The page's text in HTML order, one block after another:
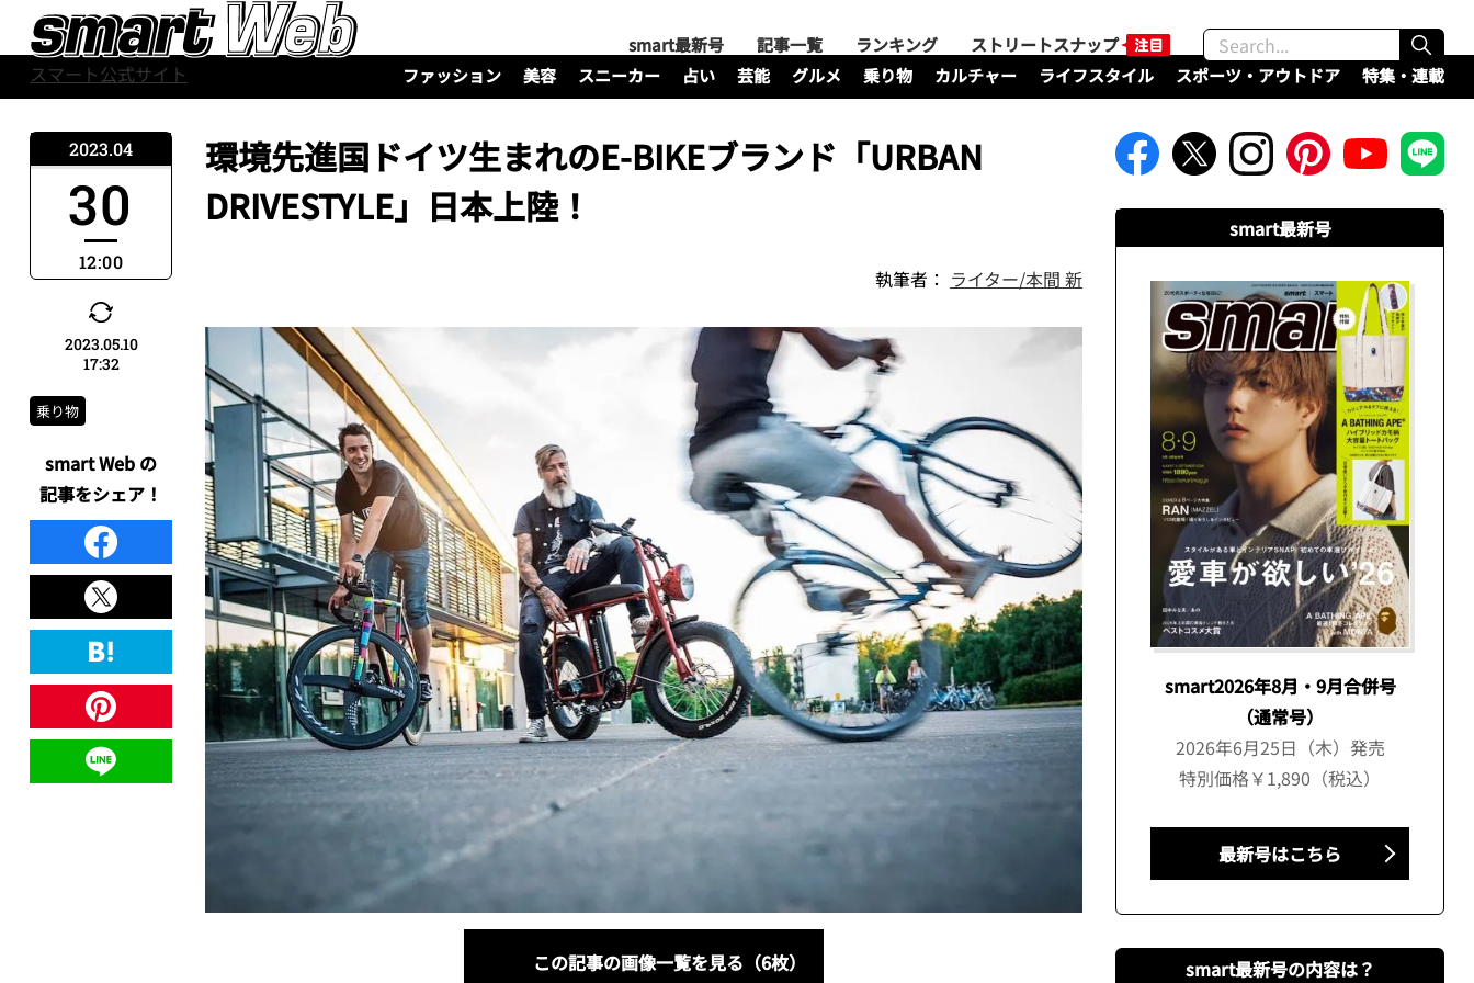
スマート公式サイト
smart最新号 記事一覧 ランキング
ストリートスナップ
ファッション
美容 スニーカー 占い 芸能 グルメ 乗り物 カルチャー ライフスタイル スポーツ・アウトドア 特集・連載
環境先進国ドイツ生まれのE-BIKEブランド「URBAN
DRIVESTYLE」日本上陸！
執筆者： ライター/本間 新
この記事の画像一覧を見る（6枚）
2023.04
30
12:00
2023.05.10
17:32
乗り物
smart Web の
記事をシェア！
smart最新号
smart2026年8月・9月合併号
（通常号）
2026年6月25日（木）発売
特別価格￥1,890（税込）
最新号はこちら
smart最新号の内容は？